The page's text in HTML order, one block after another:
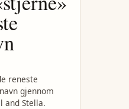
reneste
gjennom
and Stella.